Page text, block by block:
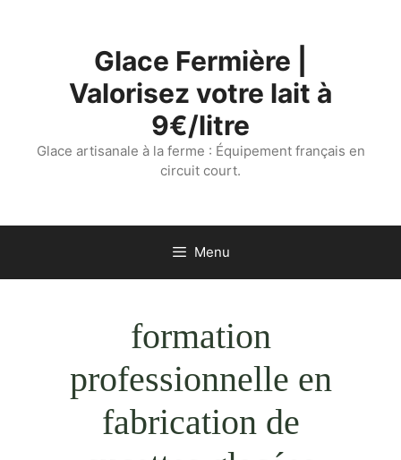
Glace Fermière |
Valorisez votre lait à
9€/litre
Glace artisanale à la ferme : Équipement français en
circuit court.
Menu
formation
professionnelle en
fabrication de